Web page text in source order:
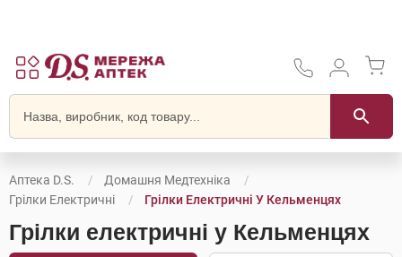
Аптека D.S.
Домашня Медтехніка
Грілки Електричні
Грілки Електричні У Кельменцях
Грілки електричні у Кельменцях